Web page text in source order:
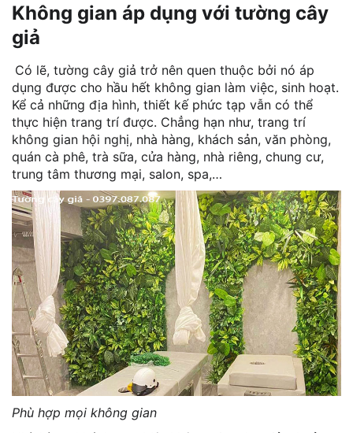
Không gian áp dụng với tường cây
giả
Có lẽ, tường cây giả trở nên quen thuộc bởi nó áp
dụng được cho hầu hết không gian làm việc, sinh hoạt.
Kể cả những địa hình, thiết kế phức tạp vẫn có thể
thực hiện trang trí được. Chẳng hạn như, trang trí
không gian hội nghị, nhà hàng, khách sản, văn phòng,
quán cà phê, trà sữa, cửa hàng, nhà riêng, chung cư,
trung tâm thương mại, salon, spa,…
Phù hợp mọi không gian